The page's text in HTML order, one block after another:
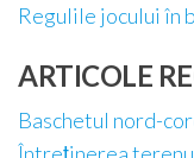
Regulile jocului în
ARTICOLE
Baschetul nord-